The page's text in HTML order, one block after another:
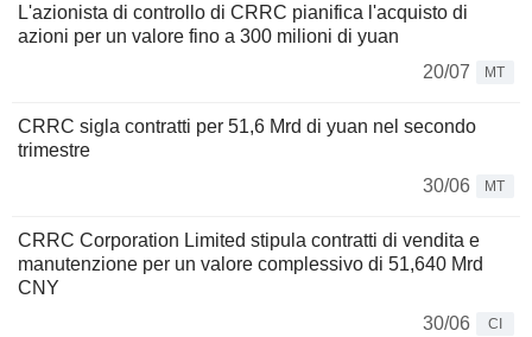
L'azionista di controllo di CRRC pianifica l'acquisto di
azioni per un valore fino a 300 milioni di yuan
20/07
MT
CRRC sigla contratti per 51,6 Mrd di yuan nel secondo
trimestre
30/06
MT
CRRC Corporation Limited stipula contratti di vendita e
manutenzione per un valore complessivo di 51,640 Mrd
CNY
30/06
CI